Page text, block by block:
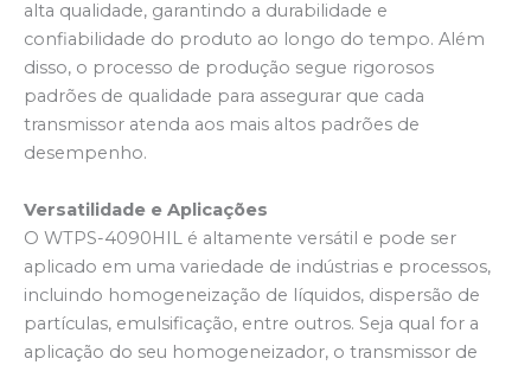
alta qualidade, garantindo a durabilidade e
confiabilidade do produto ao longo do tempo. Além
disso, o processo de produção segue rigorosos
padrões de qualidade para assegurar que cada
transmissor atenda aos mais altos padrões de
desempenho.
Versatilidade e Aplicações
O WTPS-4090HIL é altamente versátil e pode ser
aplicado em uma variedade de indústrias e processos,
incluindo homogeneização de líquidos, dispersão de
partículas, emulsificação, entre outros. Seja qual for a
aplicação do seu homogeneizador, o transmissor de